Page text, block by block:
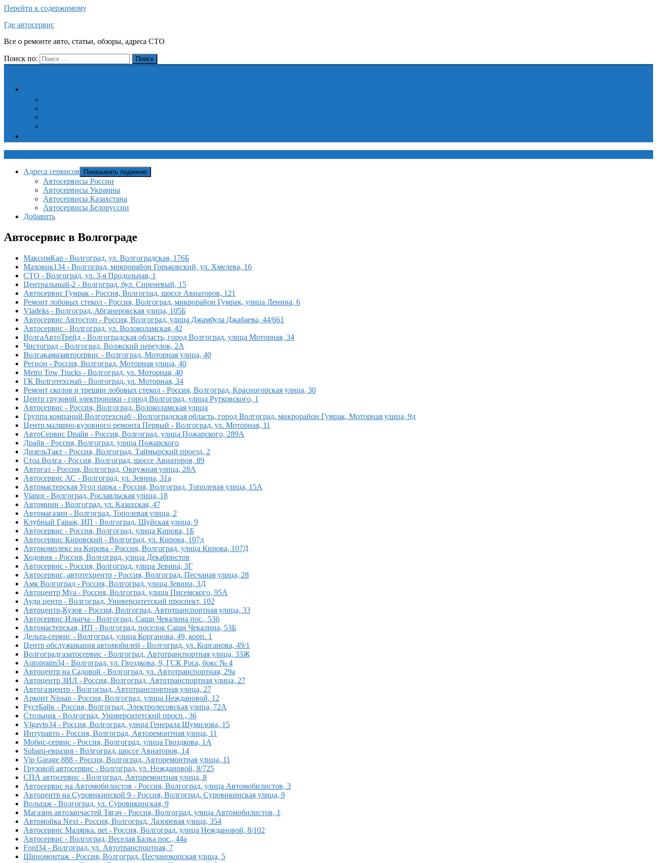
Перейти к содержимому
Где автосервис
Все о ремонте авто, статьи, обзоры, адреса СТО
Поиск по: Поиск
Адреса сервисов Показывать подменю
Автосервисы России
Автосервисы Украины
Автосервисы Казахстана
Автосервисы Белоруссии
Добавить
Автосервис в Волгограде
МаксимКар - Волгоград, ул. Волгоградская, 176Б
Маховик134 - Волгоград, микрорайон Горьковский, ул. Хмелева, 16
СТО - Волгоград, ул. 3-я Продольная, 1
Центральный-2 - Волгоград, бул. Сиреневый, 15
Автосервис Гумрак - Россия, Волгоград, шоссе Авиаторов, 121
Ремонт лобовых стекол - Россия, Волгоград, микрорайон Гумрак, улица Ленина, 6
Vladeks - Волгоград, Абганеровская улица, 105Б
Автосервис Автостоп - Россия, Волгоград, улица Джамбула Джабаева, 44/661
Автосервис - Волгоград, ул. Волоколамская, 42
ВолгаАвтоТрейд - Волгоградская область, город Волгоград, улица Моторная, 34
Чистоград - Волгоград, Волжский переулок, 2А
Волгакамазавтосервис - Волгоград, Моторная улица, 40
Регион - Россия, Волгоград, Моторная улица, 40
Metro Tow Trucks - Волгоград, ул. Моторная, 40
ГК Волготехснаб - Волгоград, ул. Моторная, 34
Ремонт сколов и трещин лобовых стекол - Россия, Волгоград, Красногорская улица, 30
Центр грузовой электроники - город Волгоград, улица Рутковского, 1
Автосервис - Россия, Волгоград, Волоколамская улица
Группа компаний Волготехснаб - Волгоградская область, город Волгоград, микрорайон Гумрак, Моторная улица, 9д
Центр малярно-кузовного ремонта Первый - Волгоград, ул. Моторная, 11
АвтоСервис Dрайв - Россия, Волгоград, улица Пожарского, 289А
Драйв - Россия, Волгоград, улица Пожарского
ДизельТакт - Россия, Волгоград, Таймырский проезд, 2
Стоа Волга - Россия, Волгоград, шоссе Авиаторов, 89
Автогаз - Россия, Волгоград, Окружная улица, 28А
Автосервис АС - Волгоград, ул. Зевина, 31а
Автомастерская Угол парка - Россия, Волгоград, Тополевая улица, 15А
Vianor - Волгоград, Рославльская улица, 18
Автомини - Волгоград, ул. Казахская, 47
Автомагазин - Волгоград, Тополевая улица, 2
Клубный Гараж, ИП - Волгоград, Шуйская улица, 9
Автосервис - Россия, Волгоград, улица Кирова, 1Б
Автосервис Кировский - Волгоград, ул. Кирова, 107д
Автокомплекс на Кирова - Россия, Волгоград, улица Кирова, 107Д
Ходовик - Россия, Волгоград, улица Декабристов
Автосервис - Россия, Волгоград, улица Зевина, 3Г
Автосервис, автотехцентр - Россия, Волгоград, Песчаная улица, 28
Амк Волгоград - Россия, Волгоград, улица Зевина, 3Д
Автоцентр Mva - Россия, Волгоград, улица Писемского, 95А
Ауди центр - Волгоград, Университетский проспект, 102
Автоцентр-Кузов - Россия, Волгоград, Автотранспортная улица, 33
Автосервис Ильича - Волгоград, Саши Чекалина пос., 53б
Автомастерская, ИП - Волгоград, поселок Саши Чекалина, 53Б
Дельта-сервис - Волгоград, улица Корганова, 49, корп. 1
Центр обслуживания автомобилей - Волгоград, ул. Корганова, 49/1
Волгоградгазатосервис - Волгоград, Автотранспортная улица, 33Ж
Autopraim34 - Волгоград, ул. Гвоздкова, 9, ГСК Роса, бокс № 4
Автоцентр на Садовой - Волгоград, ул. Автотранспортная, 29а
Автоцентр ЗИЛ - Россия, Волгоград, Автотранспортная улица, 27
Автогазцентр - Волгоград, Автотранспортная улица, 27
Арконт Nissan - Россия, Волгоград, улица Неждановой, 12
РустБайк - Россия, Волгоград, Электролесовская улица, 72А
Стольник - Волгоград, Университетский просп., 36
Vlgavto34 - Россия, Волгоград, улица Генерала Шумилова, 15
Интуравто - Россия, Волгоград, Авторемонтная улица, 11
Мобис-сервис - Россия, Волгоград, улица Гвоздкова, 1А
Subaru-евразия - Волгоград, шоссе Авиаторов, 14
Vip Garage 888 - Россия, Волгоград, Авторемонтная улица, 11
Грузовой автосервис - Волгоград, ул. Неждановой, 8/725
СПА автосервис - Волгоград, Авторемонтная улица, 8
Автосервис на Автомобилистов - Россия, Волгоград, улица Автомобилистов, 3
Автоцентр на Суровикинской 9 - Россия, Волгоград, Суровикинская улица, 9
Вольтаж - Волгоград, ул. Суровикинская, 9
Магазин автозапчастей Тягач - Россия, Волгоград, улица Автомобилистов, 1
Автомойка Next - Россия, Волгоград, Лазоревая улица, 354
Автосервис Малярка. net - Россия, Волгоград, улица Неждановой, 8/102
Автосервис - Волгоград, Веселая Балка пос., 44а
Ford34 - Волгоград, ул. Автотранспортная, 7
Шиномонтаж - Россия, Волгоград, Песчанокопская улица, 5